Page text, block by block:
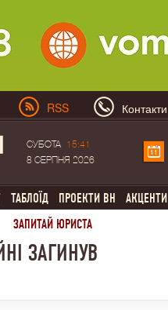
RSS Контакти
СУБОТА
15:41
8 СЕРПНЯ 2026
ТАБЛОЇД ПРОЕКТИ ВН АКЦЕНТИ
ЗАПИТАЙ ЮРИСТА
ЗАГИНУВ